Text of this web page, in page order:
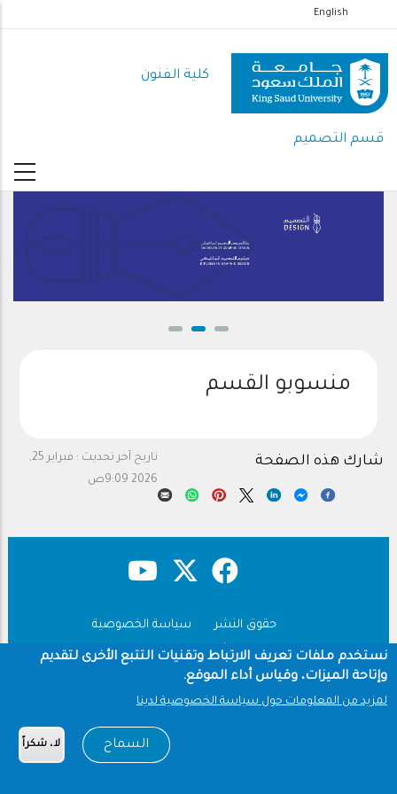
إلى
المحتوى
الرئيسي
English
كلية الفنون
قسم التصميم
منسوبو القسم
تاريخ آخر تحديث :
فبراير 25,
2026 9:09ص
شارك هذه الصفحة
حقوق النشر
سياسة الخصوصية
شروط الاستخدام
Copyright © 1960-2026 جامعة الملك سعود
نستخدم ملفات تعريف الارتباط وتقنيات التتبع الأخرى لتقديم
وإتاحة الميزات، وقياس أداء الموقع.
لمزيد من المعلومات حول سياسة الخصوصية لدينا
السماح لا، شكراً